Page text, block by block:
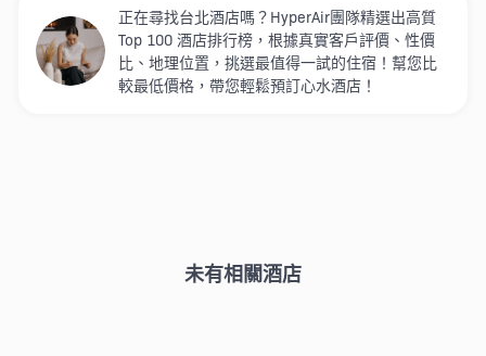
正在尋找台北酒店嗎？HyperAir團隊精選出高質
Top 100 酒店排行榜，根據真實客戶評價、性價
比、地理位置，挑選最值得一試的住宿！幫您比
較最低價格，帶您輕鬆預訂心水酒店！
未有相關酒店